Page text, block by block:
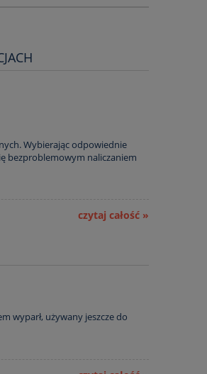
Wybierając odpowiednie
bezproblemowym naliczaniem
czytaj całość »
wyparł, używany jeszcze do